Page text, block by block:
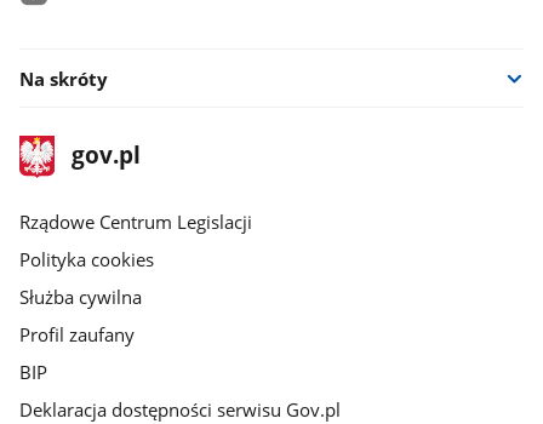
Na skróty
stopka
gov.plStrona
gov.pl
Rządowe Centrum Legislacji
Polityka cookies
Służba cywilna
Profil zaufany
BIP
Deklaracja dostępności serwisu Gov.pl